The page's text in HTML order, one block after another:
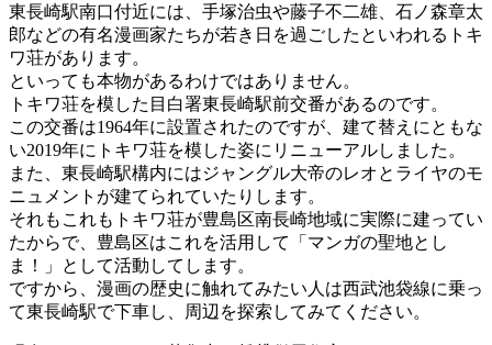
東長崎駅南口付近には、手塚治虫や藤子不二雄、石ノ森章太
郎などの有名漫画家たちが若き日を過ごしたといわれるトキ
ワ荘があります。
といっても本物があるわけではありません。
トキワ荘を模した目白署東長崎駅前交番があるのです。
この交番は1964年に設置されたのですが、建て替えにともな
い2019年にトキワ荘を模した姿にリニューアルしました。
また、東長崎駅構内にはジャングル大帝のレオとライヤのモ
ニュメントが建てられていたりします。
それもこれもトキワ荘が豊島区南長崎地域に実際に建ってい
たからで、豊島区はこれを活用して「マンガの聖地とし
ま！」として活動してします。
ですから、漫画の歴史に触れてみたい人は西武池袋線に乗っ
て東長崎駅で下車し、周辺を探索してみてください。